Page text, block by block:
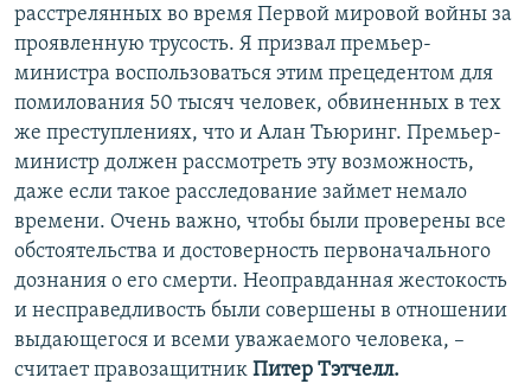
расстрелянных во время Первой мировой войны за
проявленную трусость. Я призвал премьер-
министра воспользоваться этим прецедентом для
помилования 50 тысяч человек, обвиненных в тех
же преступлениях, что и Алан Тьюринг. Премьер-
министр должен рассмотреть эту возможность,
даже если такое расследование займет немало
времени. Очень важно, чтобы были проверены все
обстоятельства и достоверность первоначального
дознания о его смерти. Неоправданная жестокость
и несправедливость были совершены в отношении
выдающегося и всеми уважаемого человека, –
считает правозащитник Питер Тэтчелл.